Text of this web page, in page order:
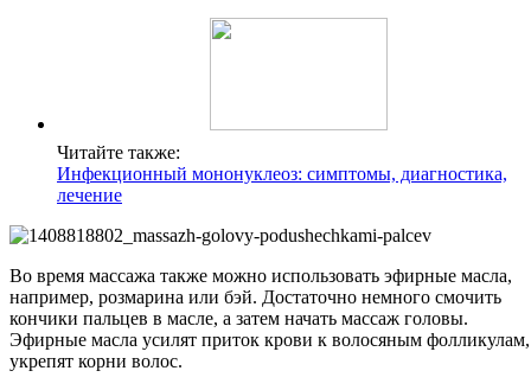
Читайте также:
Инфекционный мононуклеоз: симптомы, диагностика,
лечение
Во время массажа также можно использовать эфирные масла,
например, розмарина или бэй. Достаточно немного смочить
кончики пальцев в масле, а затем начать массаж головы.
Эфирные масла усилят приток крови к волосяным фолликулам,
укрепят корни волос.